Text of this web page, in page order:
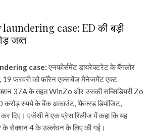
case: ED की बड़ी
जब्त
case:एनफोर्समेंट डायरेक्टरेट के बैंगलोर
फरवरी को फॉरेन एक्सचेंज मैनेजमेंट एक्ट
37A के तहत WinZo और उसकी सब्सिडियरी Zo
करोड़ रुपये के बैंक अकाउंट, फिक्स्ड डिपॉजिट,
दिए। एजेंसी ने एक प्रेस रिलीज में कहा कि यह
के सेक्शन 4 के उल्लंघन के लिए की गई।